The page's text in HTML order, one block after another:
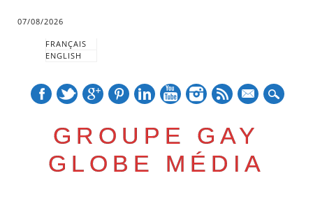
07/08/2026
FRANÇAIS
ENGLISH
GROUPE GAY
GLOBE MÉDIA